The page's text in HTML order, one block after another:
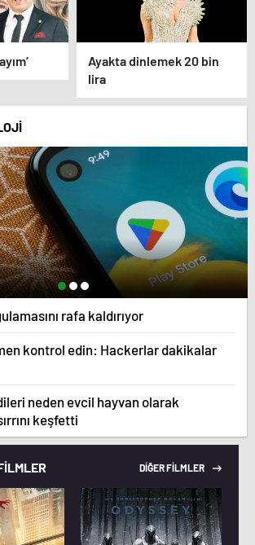
Ayakta dinlemek 20 bin
lira
rafa kaldırıyor
kontrol edin: Hackerlar dakikalar
neden evcil hayvan olarak
keşfetti
DİĞER FİLMLER